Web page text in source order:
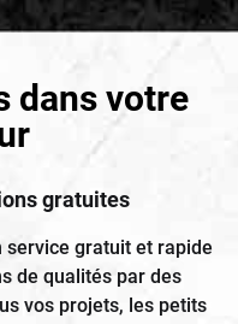
dans votre
gratuites
service gratuit et rapide
de qualités par des
vos projets, les petits